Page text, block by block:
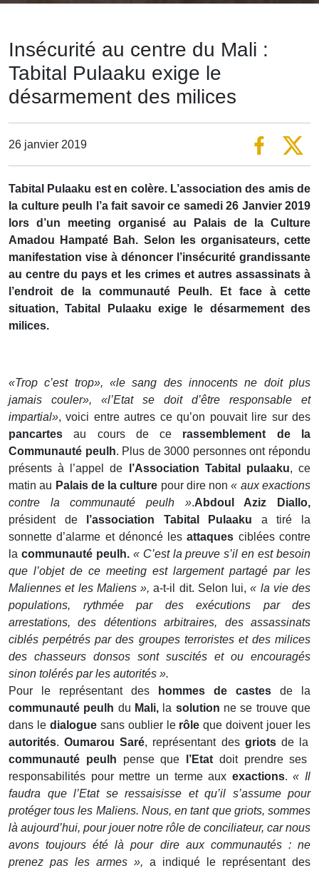
Insécurité au centre du Mali :
Tabital Pulaaku exige le
désarmement des milices
26 janvier 2019
Tabital Pulaaku est en colère. L’association des amis de
la culture peulh l’a fait savoir ce samedi 26 Janvier 2019
lors d’un meeting organisé au Palais de la Culture
Amadou Hampaté Bah. Selon les organisateurs, cette
manifestation vise à dénoncer l’insécurité grandissante
au centre du pays et les crimes et autres assassinats à
l’endroit de la communauté Peulh. Et face à cette
situation, Tabital Pulaaku exige le désarmement des
milices.
«Trop c’est trop», «le sang des innocents ne doit plus
jamais couler», «l’Etat se doit d’être responsable et
impartial», voici entre autres ce qu’on pouvait lire sur des
pancartes au cours de ce rassemblement de la
Communauté peulh. Plus de 3000 personnes ont répondu
présents à l’appel de
l’Association Tabital pulaaku, ce
matin au Palais de la culture pour dire non« aux exactions
contre la communauté peulh ».Abdoul Aziz Diallo,
président de
l’association Tabital Pulaaku a tiré la
sonnette d’alarme et dénoncé lesattaques ciblées contre
la communauté peulh. « C’est la preuve s’il en est besoin
que l’objet de ce meeting est largement partagé par les
Maliennes et les Maliens », a-t-il dit. Selon lui, « la vie des
populations, rythmée par des exécutions par des
arrestations, des détentions arbitraires, des assassinats
ciblés perpétrés par des groupes terroristes et des milices
des chasseurs donsos sont suscités et ou encouragés
sinon tolérés par les autorités ».
Pour le représentant des
hommes de castes de la
communauté peulh du Mali, la solution ne se trouve que
dans le dialoguesans oublier le rôle que doivent jouer les
autorités.Oumarou Saré, représentant des griotsde la
communauté peulh pense que l’Etat doit prendre ses
responsabilités pour mettre un terme aux exactions. « Il
faudra que l’Etat se ressaisisse et qu’il s’assume pour
protéger tous les Maliens. Nous, en tant que griots, sommes
là aujourd’hui, pour jouer notre rôle de conciliateur, car nous
avons toujours été là pour dire aux communautés : ne
prenez pas les armes », a indiqué le représentant des